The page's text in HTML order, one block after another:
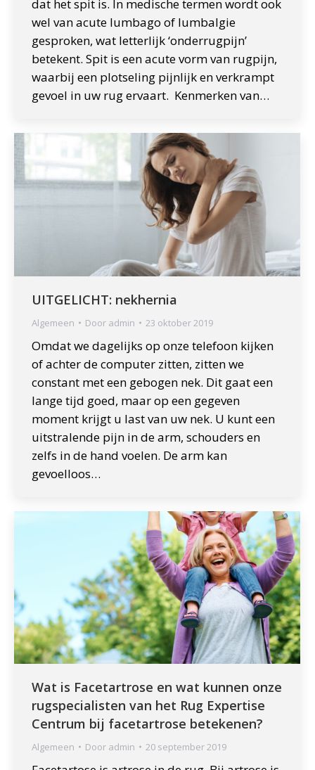
dat het spit is. In medische termen wordt ook
wel van acute lumbago of lumbalgie
gesproken, wat letterlijk ‘onderrugpijn’
betekent. Spit is een acute vorm van rugpijn,
waarbij een plotseling pijnlijk en verkrampt
gevoel in uw rug ervaart. Kenmerken van…
UITGELICHT: nekhernia
Algemeen Door admin 23 oktober 2019
Omdat we dagelijks op onze telefoon kijken
of achter de computer zitten, zitten we
constant met een gebogen nek. Dit gaat een
lange tijd goed, maar op een gegeven
moment krijgt u last van uw nek. U kunt een
uitstralende pijn in de arm, schouders en
zelfs in de hand voelen. De arm kan
gevoelloos…
Wat is Facetartrose en wat kunnen onze
rugspecialisten van het Rug Expertise
Centrum bij facetartrose betekenen?
Algemeen Door admin 20 september 2019